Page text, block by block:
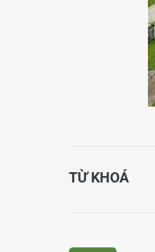
TỪ KHOÁ